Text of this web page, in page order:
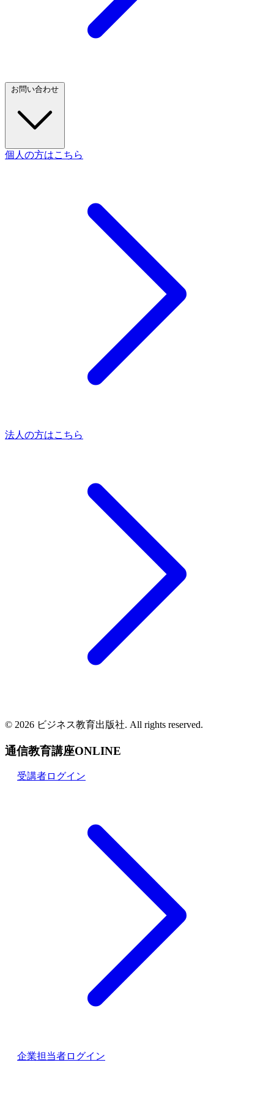
お問い合わせ
個人の方はこちら
法人の方はこちら
© 2026 ビジネス教育出版社. All rights reserved.
通信教育講座ONLINE
受講者ログイン
企業担当者ログイン